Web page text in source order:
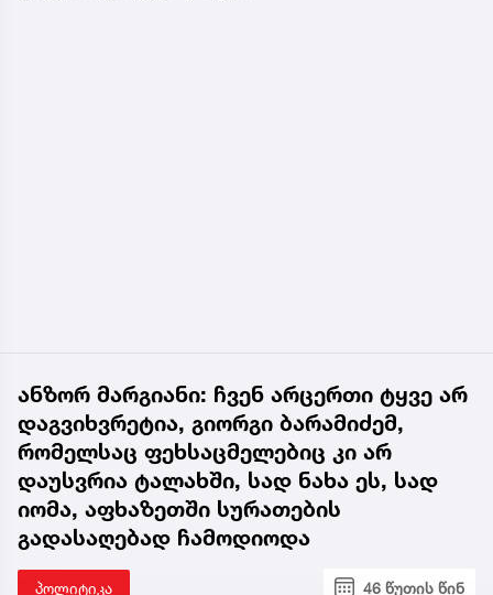
ანზორ მარგიანი: ჩვენ არცერთი ტყვე არ
დაგვიხვრეტია, გიორგი ბარამიძემ,
რომელსაც ფეხსაცმელებიც კი არ
დაუსვრია ტალახში, სად ნახა ეს, სად
იომა, აფხაზეთში სურათების
გადასაღებად ჩამოდიოდა
პოლიტიკა 46 წუთის წინ